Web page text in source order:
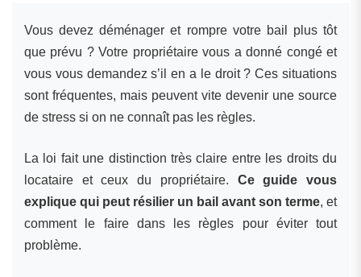
Vous devez déménager et rompre votre bail plus tôt
que prévu ? Votre propriétaire vous a donné congé et
vous vous demandez s’il en a le droit ? Ces situations
sont fréquentes, mais peuvent vite devenir une source
de stress si on ne connaît pas les règles.
La loi fait une distinction très claire entre les droits du
locataire et ceux du propriétaire. Ce guide vous
explique qui peut résilier un bail avant son terme, et
comment le faire dans les règles pour éviter tout
problème.